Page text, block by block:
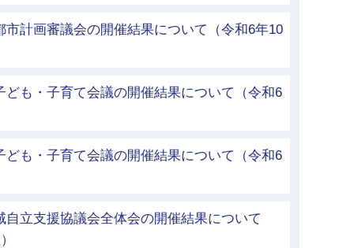
市計画審議会の開催結果について（令和6年10
ども・子育て会議の開催結果について（令和6
ども・子育て会議の開催結果について（令和6
自立支援協議会全体会の開催結果について